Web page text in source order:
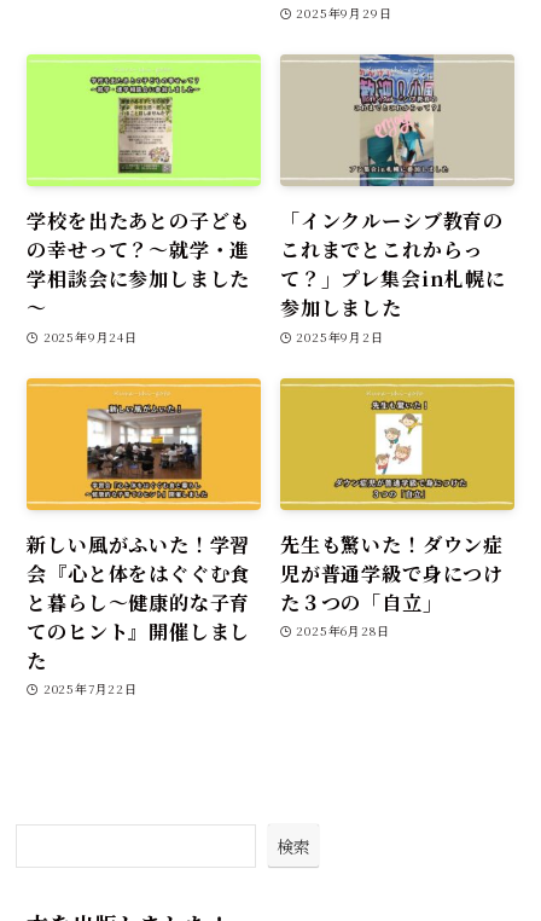
2025年9月29日
学校を出たあとの子ども
の幸せって？～就学・進
学相談会に参加しました
～
2025年9月24日
「インクルーシブ教育の
これまでとこれからっ
て？」プレ集会in札幌に
参加しました
2025年9月2日
新しい風がふいた！学習
会『心と体をはぐぐむ食
と暮らし～健康的な子育
てのヒント』開催しまし
た
2025年7月22日
先生も驚いた！ダウン症
児が普通学級で身につけ
た３つの「自立」
2025年6月28日
検索